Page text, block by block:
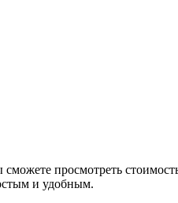
просмотреть
и удобным.